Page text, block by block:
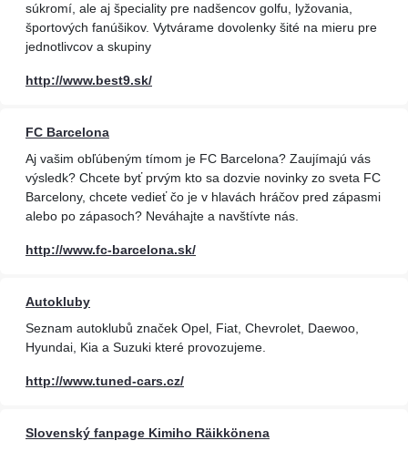
súkromí, ale aj špeciality pre nadšencov golfu, lyžovania,
športových fanúšikov. Vytvárame dovolenky šité na mieru pre
jednotlivcov a skupiny
http://www.best9.sk/
FC Barcelona
Aj vašim obľúbeným tímom je FC Barcelona? Zaujímajú vás
výsledk? Chcete byť prvým kto sa dozvie novinky zo sveta FC
Barcelony, chcete vedieť čo je v hlavách hráčov pred zápasmi
alebo po zápasoch? Neváhajte a navštívte nás.
http://www.fc-barcelona.sk/
Autokluby
Seznam autoklubů značek Opel, Fiat, Chevrolet, Daewoo,
Hyundai, Kia a Suzuki které provozujeme.
http://www.tuned-cars.cz/
Slovenský fanpage Kimiho Räikkönena